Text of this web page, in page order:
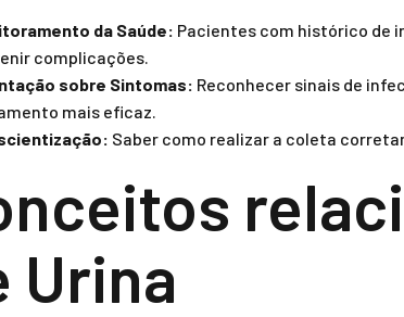
da Saúde: Pacientes com histórico de
complicações.
sobre Sintomas: Reconhecer sinais de
mais eficaz.
Saber como realizar a coleta
Urina